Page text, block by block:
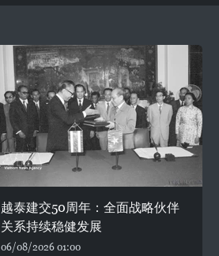
越泰建交50周年：全面战略伙伴
关系持续稳健发展
06/08/2026 01:00